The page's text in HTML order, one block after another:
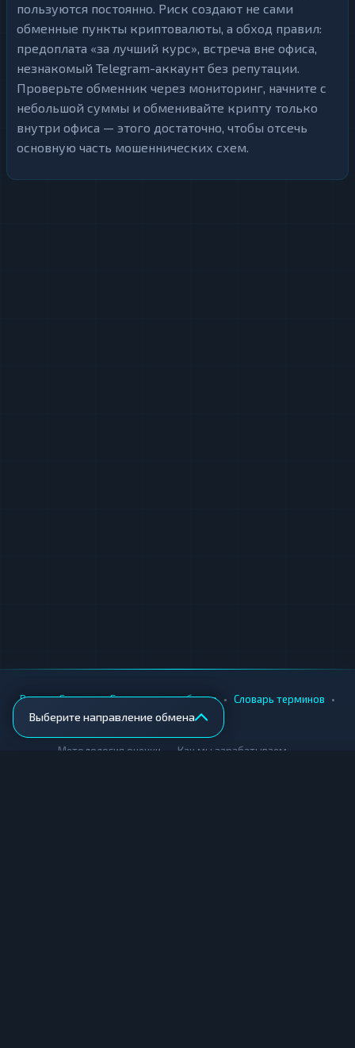
пользуются постоянно. Риск создают не сами
обменные пункты криптовалюты, а обход правил:
предоплата «за лучший курс», встреча вне офиса,
незнакомый Telegram-аккаунт без репутации.
Проверьте обменник через мониторинг, начните с
небольшой суммы и обменивайте крипту только
внутри офиса — этого достаточно, чтобы отсечь
основную часть мошеннических схем.
Выберите направление обмена
Вики • Города • Безопасность обмена • Словарь терминов •
AML-проверка
Методология оценки Как мы зарабатываем